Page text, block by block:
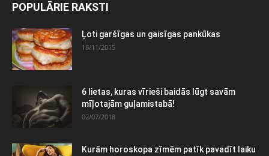
POPULĀRIE RAKSTI
Ļoti garšīgas un gaisīgas pankūkas
18/11/2015
6 lietas, kuras vīrieši baidās lūgt savām
mīļotajām guļamistabā!
02/07/2018
Kurām horoskopa zīmēm patīk pavadīt laiku